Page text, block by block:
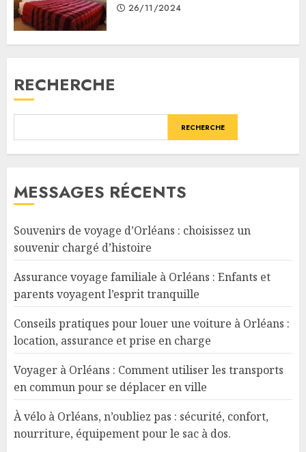
26/11/2024
RECHERCHE
RECHERCHE
MESSAGES RÉCENTS
Souvenirs de voyage d’Orléans : choisissez un
souvenir chargé d’histoire
Assurance voyage familiale à Orléans : Enfants et
parents voyagent l’esprit tranquille
Conseils pratiques pour louer une voiture à Orléans :
location, assurance et prise en charge
Voyager à Orléans : Comment utiliser les transports
en commun pour se déplacer en ville
À vélo à Orléans, n’oubliez pas : sécurité, confort,
nourriture, équipement pour le sac à dos.